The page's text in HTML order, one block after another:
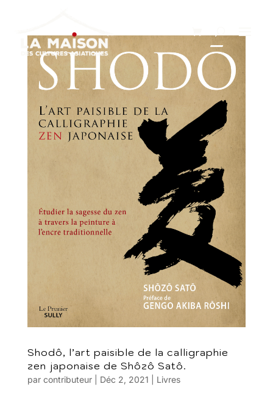
Shodô, l’art paisible de la calligraphie
zen japonaise de Shôzô Satô.
par contributeur| Déc 2, 2021 Livres